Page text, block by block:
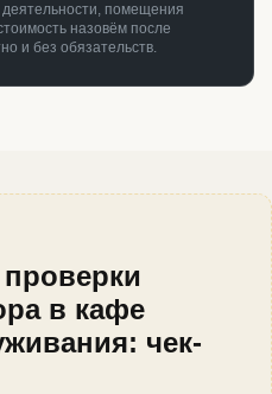
деятельности, помещения
назовём после
и без обязательств.
в кафе
чек-